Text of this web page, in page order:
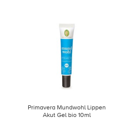
Primavera Mundwohl Lippen
Akut Gel bio 10ml